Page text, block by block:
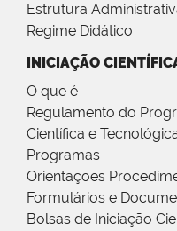
Estrutura
Regime Didático
INICIAÇÃO
O que é
Regulamento do
Científica e
Programas
Orientações
Formulários e
Bolsas de Iniciação